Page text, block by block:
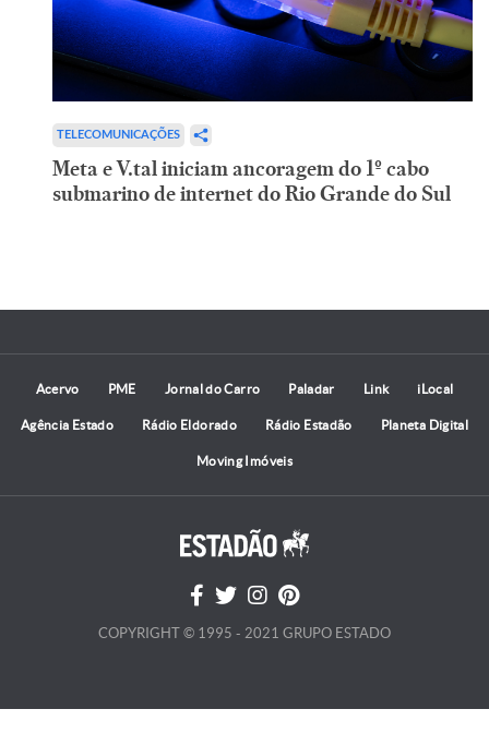
TELECOMUNICAÇÕES
Meta e V.tal iniciam ancoragem do 1º cabo
submarino de internet do Rio Grande do Sul
Acervo PME Jornal do Carro Paladar Link iLocal
Agência Estado Rádio Eldorado Rádio Estadão Planeta Digital
Moving Imóveis
COPYRIGHT © 1995 - 2021 GRUPO ESTADO